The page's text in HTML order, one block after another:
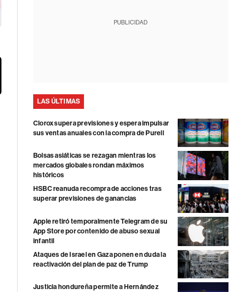
PUBLICIDAD
LAS ÚLTIMAS
Clorox supera previsiones y espera impulsar
sus ventas anuales con la compra de Purell
Bolsas asiáticas se rezagan mientras los
mercados globales rondan máximos
históricos
HSBC reanuda recompra de acciones tras
superar previsiones de ganancias
Apple retiró temporalmente Telegram de su
App Store por contenido de abuso sexual
infantil
Ataques de Israel en Gaza ponen en duda la
reactivación del plan de paz de Trump
Justicia hondureña permite a Hernández